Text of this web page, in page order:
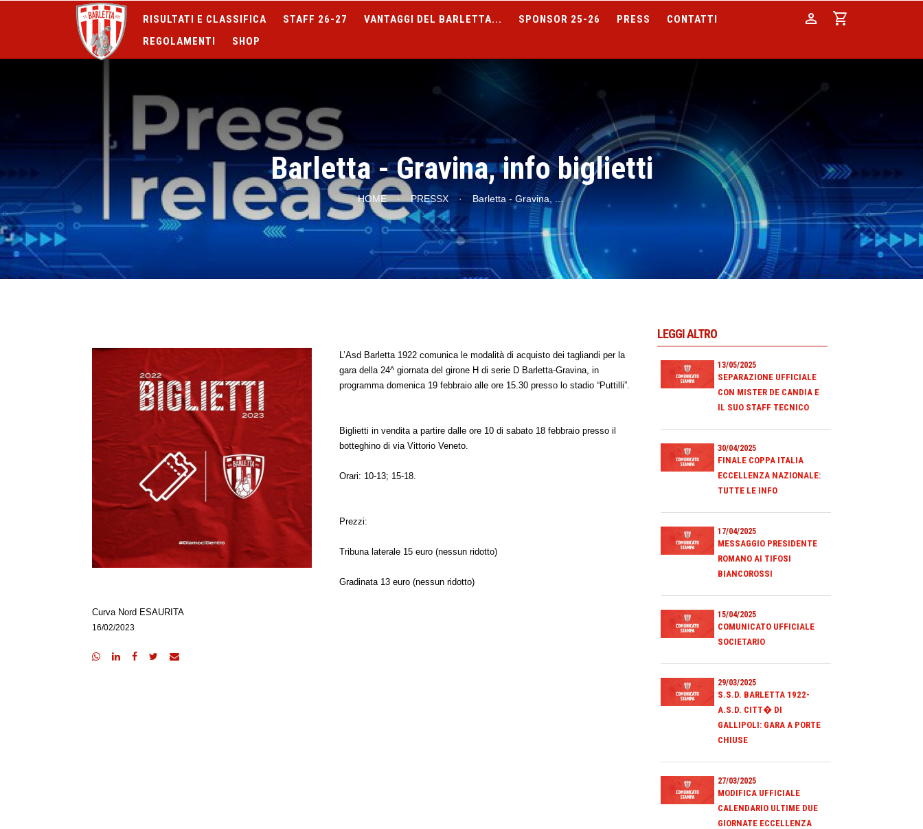
person shopping_cart
RISULTATI E CLASSIFICA STAFF 26-27 VANTAGGI DEL BARLETTA... SPONSOR 25-26 PRESS
CONTATTI
REGOLAMENTI
SHOP
Barletta - Gravina, info biglietti
HOME · PRESSX · Barletta - Gravina, ...
L’Asd Barletta 1922 comunica le modalità di acquisto dei tagliandi per la
gara della 24^ giornata del girone H di serie D Barletta-Gravina, in
programma domenica 19 febbraio alle ore 15.30 presso lo stadio “Puttilli”.
Biglietti in vendita a partire dalle ore 10 di sabato 18 febbraio presso il
botteghino di via Vittorio Veneto.
Orari: 10-13; 15-18.
Prezzi:
Tribuna laterale 15 euro (nessun ridotto)
Gradinata 13 euro (nessun ridotto)
Curva Nord ESAURITA
16/02/2023
LEGGI ALTRO
13/05/2025
SEPARAZIONE UFFICIALE
CON MISTER DE CANDIA E
IL SUO STAFF TECNICO
30/04/2025
FINALE COPPA ITALIA
ECCELLENZA NAZIONALE:
TUTTE LE INFO
17/04/2025
MESSAGGIO PRESIDENTE
ROMANO AI TIFOSI
BIANCOROSSI
15/04/2025
COMUNICATO UFFICIALE
SOCIETARIO
29/03/2025
S.S.D. BARLETTA 1922-
A.S.D. CITT� DI
GALLIPOLI: GARA A PORTE
CHIUSE
27/03/2025
MODIFICA UFFICIALE
CALENDARIO ULTIME DUE
GIORNATE ECCELLENZA